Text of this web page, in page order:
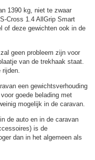
1390 kg, niet te zwaar
Cross 1.4 AllGrip Smart
of deze gewichten ook in de
geen probleem zijn voor
van de trekhaak staat.
rijden.
een gewichtsverhouding
goede belading met
mogelijk in de caravan.
de auto en in de caravan
is de
dan in het algemeen als